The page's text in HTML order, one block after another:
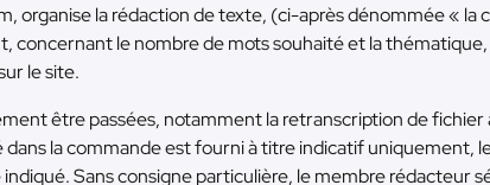
organise la rédaction de texte, (ci-après dénommée «
concernant le nombre de mots souhaité et la
le site.
être passées, notamment la retranscription de
la commande est fourni à titre indicatif uniquement,
Sans consigne particulière, le membre rédacteur